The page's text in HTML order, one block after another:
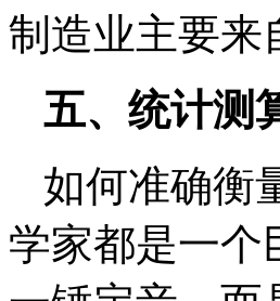
制造业主要来
五、统计测
如何准确衡
学家都是一个